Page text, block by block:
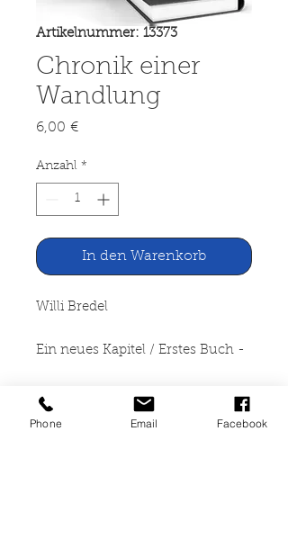
Artikelnummer: 13373
Chronik einer
Wandlung
6,00 €Preis
Anzahl *
In den Warenkorb
Willi Bredel
Ein neues Kapitel / Erstes Buch -
Chronik einer Wandlung
Phone Email Facebook